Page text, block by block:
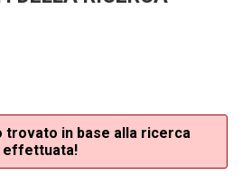
trovato in base alla ricerca
effettuata!